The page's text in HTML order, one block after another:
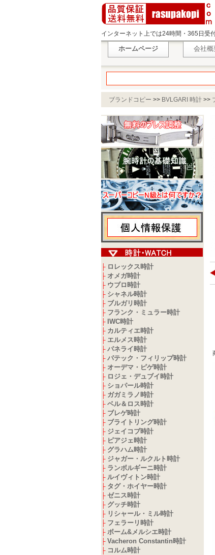
インターネット上では24時間・365日受
ホームページ 会社概
ブランドコピー >> BVLGARI 時計 >>
├ ロレックス時計
├ オメガ時計
├ ウブロ時計
├ シャネル時計
├ ブルガリ時計
├ フランク・ミュラー時計
├ IWC時計
├ カルティエ時計
├ エルメス時計
├ パネライ時計
├ パテック・フィリップ時計
├ オーデマ・ピゲ時計
├ ロジェ・デュブイ時計
├ ショパール時計
├ ガガミラノ時計
├ ベル＆ロス時計
├ ブレゲ時計
├ ブライトリング時計
├ ジェイコブ時計
├ ピアジェ時計
├ グラハム時計
├ ジャガー・ルクルト時計
├ ランボルギーニ時計
├ ルイヴィトン時計
├ タグ・ホイヤー時計
├ ゼニス時計
├ グッチ時計
├ リシャール・ミル時計
├ フェラーリ時計
├ ボーム&メルシエ時計
├ Vacheron Constantin時計
├ コルム時計